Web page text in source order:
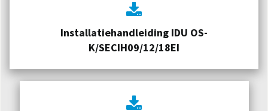
Installatiehandleiding IDU OS-
K/SECIH09/12/18EI